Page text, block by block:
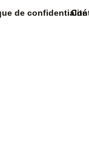
de confidentialité